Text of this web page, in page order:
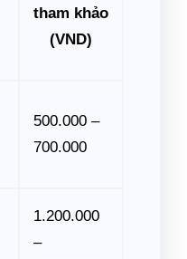
tham khảo
(VND)
500.000 –
700.000
1.200.000
–